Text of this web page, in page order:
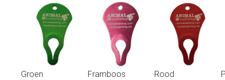
Groen Framboos Rood